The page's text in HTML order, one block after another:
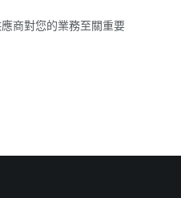
商對您的業務至關重要